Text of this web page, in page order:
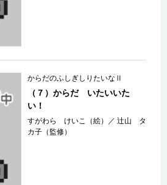
からだのふしぎしりたいなⅡ
（７）からだ いたいいた
い！
すがわら けいこ（絵） ／辻山 タ
カ子（監修）